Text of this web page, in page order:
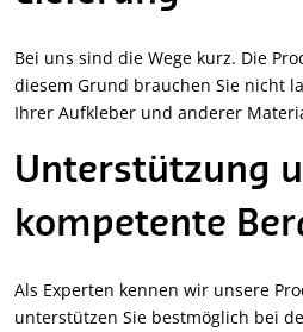
Bei uns sind die Wege kurz. Die
diesem Grund brauchen Sie nicht
Ihrer Aufkleber und anderer
Unterstützung
kompetente
Als Experten kennen wir unsere
unterstützen Sie bestmöglich bei